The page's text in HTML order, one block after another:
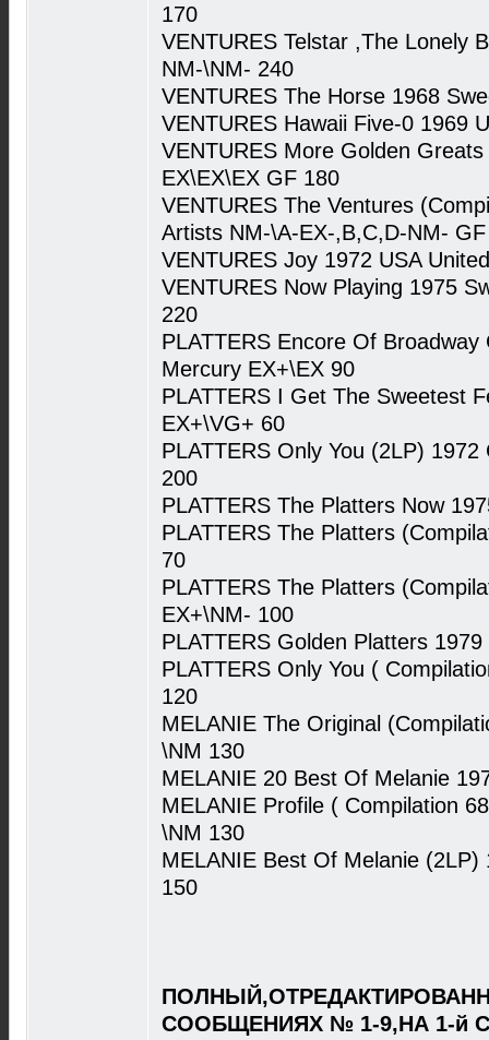
170
VENTURES Telstar ,The Lonely
NM-\NM- 240
VENTURES The Horse 1968
VENTURES Hawaii Five-0 1969
VENTURES More Golden
EX\EX\EX GF 180
VENTURES The Ventures
Artists NM-\A-EX-,B,C,D-NM-
VENTURES Joy 1972 USA
VENTURES Now Playing 1975
220
PLATTERS Encore Of
Mercury EX+\EX 90
PLATTERS I Get The Sweetest
EX+\VG+ 60
PLATTERS Only You (2LP)
200
PLATTERS The Platters Now
PLATTERS The Platters
70
PLATTERS The Platters
EX+\NM- 100
PLATTERS Golden Platters
PLATTERS Only You (
120
MELANIE The Original
\NM 130
MELANIE 20 Best Of Melanie
MELANIE Profile ( Compilation
\NM 130
MELANIE Best Of Melanie
150
СООБЩЕНИЯХ № 1-9,НА 1-й